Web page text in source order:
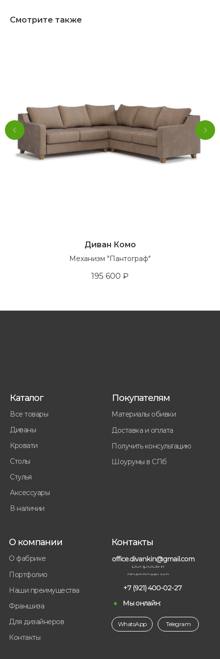
Смотрите также
Диван Комо
Механизм "Пантограф"
195 600 ₽
Все товары
Диваны
Кровати
Стулья
Столы
Аксессуары
В наличии
Каталог
Материалы обивки
Доставка и оплата
Получить консультацию
Шоурумы в СПб
Покупателям
О фабрике
Портфолио
Наши преимущества
Франшиза
О компании
Контакты
Контакты
office.divankin@gmail.com
Вопросы и
предложения
+7 (921) 400-02-27
Мы онлайн:
WhatsApp Telegram
Для дизайнеров